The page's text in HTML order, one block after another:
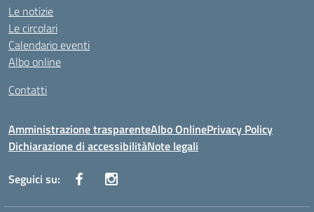
Le notizie
Le circolari
Calendario eventi
Albo online
Contatti
Amministrazione trasparenteAlbo OnlinePrivacy Policy
Dichiarazione di accessibilitàNote legali
Seguici su: